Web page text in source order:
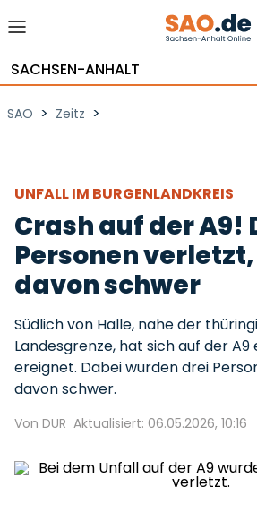
SACHSEN-ANHALT
SAO > Zeitz >
UNFALL IM BURGENLANDKREIS
Crash auf der A9!
Personen
davon schwer
Südlich von Halle, nahe der
Landesgrenze, hat sich auf der
ereignet. Dabei wurden drei
davon schwer.
Von DUR Aktualisiert: 06.05.2026, 10:16